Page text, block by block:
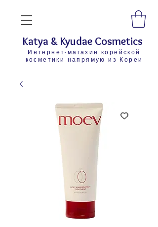
Katya & Kyudae Cosmetics
Интернет-магазин корейской
косметики напрямую из Кореи